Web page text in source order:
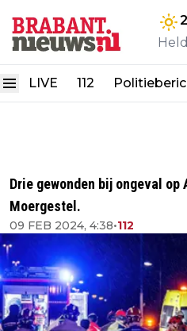
LIVE 112
Drie gewonden bij ongeval op
Moergestel.
09 FEB 2024, 4:38•112